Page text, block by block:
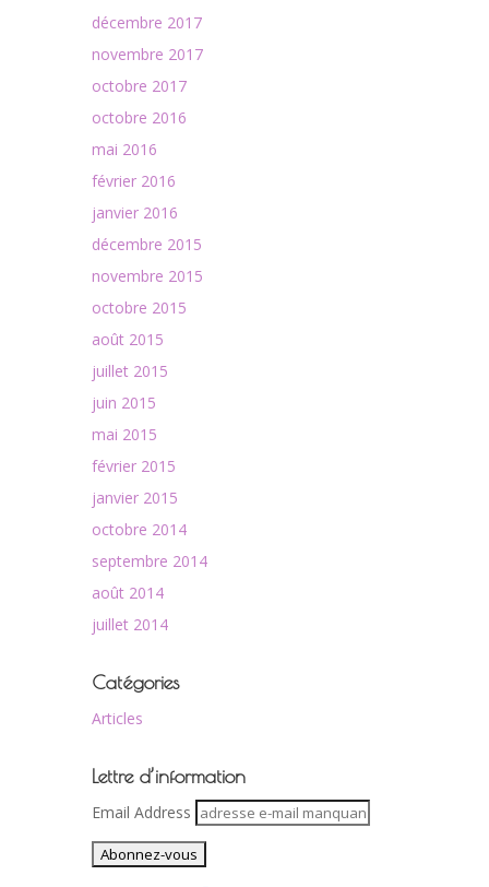
décembre 2017
novembre 2017
octobre 2017
octobre 2016
mai 2016
février 2016
janvier 2016
décembre 2015
novembre 2015
octobre 2015
août 2015
juillet 2015
juin 2015
mai 2015
février 2015
janvier 2015
octobre 2014
septembre 2014
août 2014
juillet 2014
Catégories
Articles
Lettre d’information
Email Address